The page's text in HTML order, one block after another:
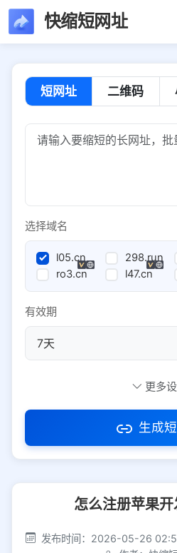
快缩短网址
短网址 二维码
选择域名
l05.cn 298.run
ro3.cn
l47.cn
有效期
访问密码
社交平台 电商
更多
生成
怎么注册苹果开
发布时间：2026-05-26